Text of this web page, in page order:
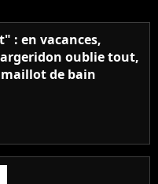
: en vacances,
oublie tout,
de bain